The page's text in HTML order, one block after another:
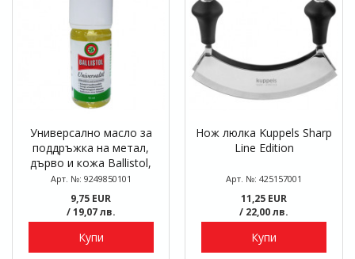
Универсално масло за
поддръжка на метал,
дърво и кожа Ballistol,
Wusthof, шише 10 мл
Арт. №: 9249850101
9,75 EUR
/ 19,07 лв.
Купи
Нож люлка Kuppels Sharp
Line Edition
Арт. №: 425157001
11,25 EUR
/ 22,00 лв.
Купи